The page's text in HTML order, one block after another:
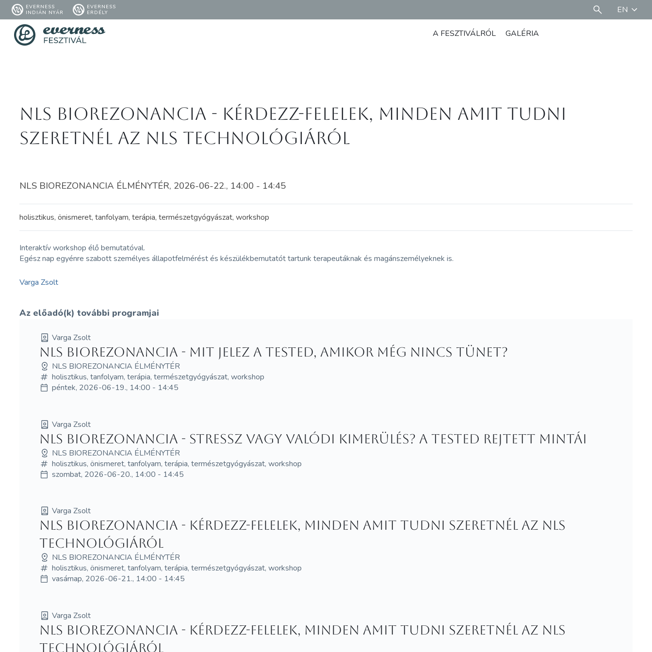
EVERNESS
INDIÁN NYÁR
EVERNESS
ERDÉLY
EN
A FESZTIVÁLRÓL GALÉRIA
NLS Biorezonancia - Kérdezz-felelek, minden amit tudni
szeretnél az NLS technológiáról
NLS BIOREZONANCIA ÉLMÉNYTÉR, 2026-06-22., 14:00 - 14:45
holisztikus, önismeret, tanfolyam, terápia, természetgyógyászat, workshop
Interaktív workshop élő bemutatóval.
Egész nap egyénre szabott személyes állapotfelmérést és készülékbemutatót tartunk terapeutáknak és magánszemélyeknek is.
Varga Zsolt
Az előadó(k) további programjai
Varga Zsolt
NLS Biorezonancia - Mit jelez a tested, amikor még nincs tünet?
NLS BIOREZONANCIA ÉLMÉNYTÉR
holisztikus, tanfolyam, terápia, természetgyógyászat, workshop
péntek, 2026-06-19., 14:00 - 14:45
Varga Zsolt
NLS Biorezonancia - Stressz vagy valódi kimerülés? A tested rejtett mintái
NLS BIOREZONANCIA ÉLMÉNYTÉR
holisztikus, önismeret, tanfolyam, terápia, természetgyógyászat, workshop
szombat, 2026-06-20., 14:00 - 14:45
Varga Zsolt
NLS Biorezonancia - Kérdezz-felelek, minden amit tudni szeretnél az NLS
technológiáról
NLS BIOREZONANCIA ÉLMÉNYTÉR
holisztikus, önismeret, tanfolyam, terápia, természetgyógyászat, workshop
vasárnap, 2026-06-21., 14:00 - 14:45
Varga Zsolt
NLS Biorezonancia - Kérdezz-felelek, minden amit tudni szeretnél az NLS
technológiáról